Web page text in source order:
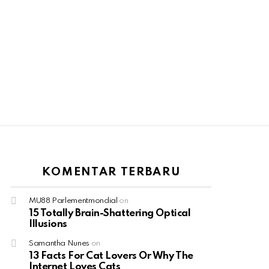
KOMENTAR TERBARU
MU88 Parlementmondial on
15 Totally Brain-Shattering Optical
Illusions
Samantha Nunes on
13 Facts For Cat Lovers Or Why The